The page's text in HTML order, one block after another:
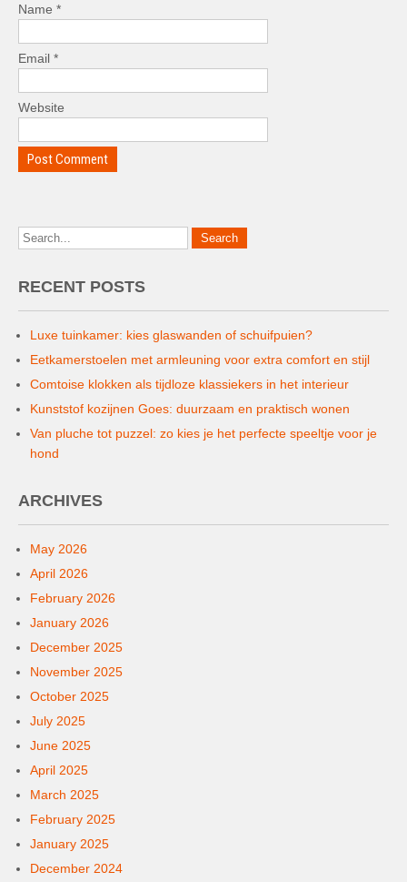
Name *
Email *
Website
RECENT POSTS
Luxe tuinkamer: kies glaswanden of schuifpuien?
Eetkamerstoelen met armleuning voor extra comfort en stijl
Comtoise klokken als tijdloze klassiekers in het interieur
Kunststof kozijnen Goes: duurzaam en praktisch wonen
Van pluche tot puzzel: zo kies je het perfecte speeltje voor je
hond
ARCHIVES
May 2026
April 2026
February 2026
January 2026
December 2025
November 2025
October 2025
July 2025
June 2025
April 2025
March 2025
February 2025
January 2025
December 2024